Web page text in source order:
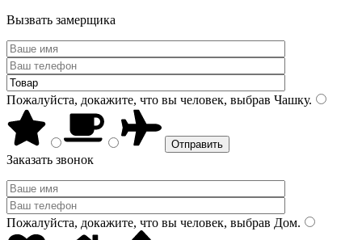
Вызвать замерщика
Пожалуйста, докажите, что вы человек, выбрав Чашку.
Заказать звонок
Пожалуйста, докажите, что вы человек, выбрав Дом.